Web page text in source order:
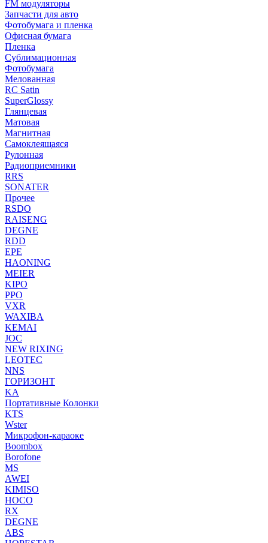
FM модуляторы
Запчасти для авто
Фотобумага и пленка
Офисная бумага
Пленка
Сублимационная
Фотобумага
Мелованная
RC Satin
SuperGlossy
Глянцевая
Матовая
Магнитная
Самоклеящаяся
Рулонная
Радиоприемники
RRS
SONATER
Прочее
RSDO
RAISENG
DEGNE
RDD
EPE
HAONING
MEIER
KIPO
PPO
VXR
WAXIBA
KEMAI
JOC
NEW RIXING
LEOTEC
NNS
ГОРИЗОНТ
KA
Портативные Колонки
KTS
Wster
Микрофон-караоке
Boombox
Borofone
MS
AWEI
KIMISO
HOCO
RX
DEGNE
ABS